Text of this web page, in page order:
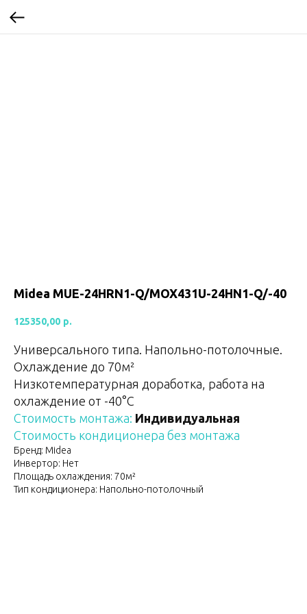
Midea MUE-24HRN1-Q/MOX431U-24HN1-Q/-40
125350,00 р.
Универсального типа. Напольно-потолочные.
Охлаждение до 70м²
Низкотемпературная доработка, работа на
охлаждение от -40°С
Стоимость монтажа: Индивидуальная
Стоимость кондиционера без монтажа
Бренд: Midea
Инвертор: Нет
Площадь охлаждения: 70м²
Тип кондиционера: Напольно-потолочный